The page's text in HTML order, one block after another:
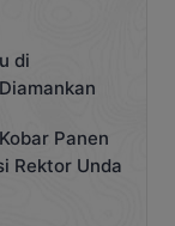
di
Panen
Rektor Unda